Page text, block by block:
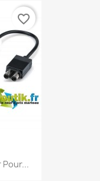
favorite_border